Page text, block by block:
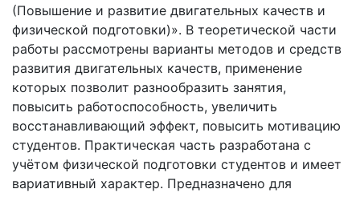
(Повышение и развитие двигательных качеств и
физической подготовки)». В теоретической части
работы рассмотрены варианты методов и средств
развития двигательных качеств, применение
которых позволит разнообразить занятия,
повысить работоспособность, увеличить
восстанавливающий эффект, повысить мотивацию
студентов. Практическая часть разработана с
учётом физической подготовки студентов и имеет
вариативный характер. Предназначено для